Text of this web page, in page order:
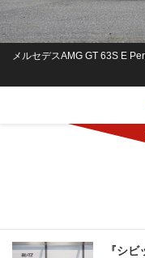
メルセデスAMG GT 63S E
『シ